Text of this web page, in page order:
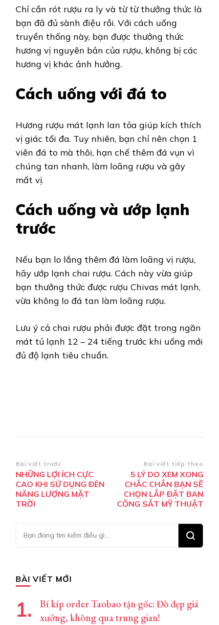
Chỉ cần rót rượu ra ly và từ từ thưởng thức là
bạn đã đủ sành điệu rồi. Với cách uống
truyền thống này, bạn được thưởng thức
hương vị nguyên bản của rượu, không bị các
hương vị khác ảnh hưởng.
Cách uống với đá to
Hương rượu mát lạnh lan tỏa giúp kích thích
vị giác tối đa. Tuy nhiên, bạn chỉ nên chọn 1
viên đá to mà thôi, hạn chế thêm đá vụn vì
chúng tan nhanh, làm loãng rượu và gây
mất vị.
Cách uống và ướp lạnh
trước
Nếu bạn lo lắng thêm đá làm loãng vị rượu,
hãy ướp lạnh chai rượu. Cách này vừa giúp
bạn thưởng thức được rượu Chivas mát lạnh,
vừa không lo đá tan làm loãng rượu.
Lưu ý cả chai rượu phải được đặt trong ngăn
mát tủ lạnh 12 – 24 tiếng trước khi uống mới
đủ độ lạnh tiêu chuẩn.
Điều
hướng
bài
viết
Bài viết trước
NHỮNG LỢI ÍCH CỰC
CAO KHI SỬ DỤNG ĐÈN
NĂNG LƯỢNG MẶT
TRỜI
Bài viết tiếp theo
5 LÝ DO XEM XONG
CHẮC CHẮN BẠN SẼ
CHỌN LẮP ĐẶT BAN
CÔNG SẮT MỸ THUẬT
Bạn
muốn
BÀI VIẾT MỚI
Bí kíp order Taobao tận gốc: Đồ đẹp giá
xưởng, không qua trung gian!